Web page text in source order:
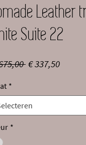
Leather
Suite 22
Normale
€ 337,50
*
*